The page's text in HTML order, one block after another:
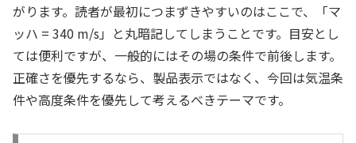
がります。読者が最初につまずきやすいのはここで、「マ
ッハ = 340 m/s」と丸暗記してしまうことです。目安とし
ては便利ですが、一般的にはその場の条件で前後します。
正確さを優先するなら、製品表示ではなく、今回は気温条
件や高度条件を優先して考えるべきテーマです。